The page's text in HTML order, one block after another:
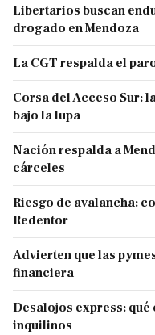
Libertarios buscan
drogado en Mendoza
La CGT respalda el
Corsa del Acceso Sur:
bajo la lupa
Nación respalda a
cárceles
Riesgo de avalancha:
Redentor
Advierten que las
financiera
Desalojos express:
inquilinos